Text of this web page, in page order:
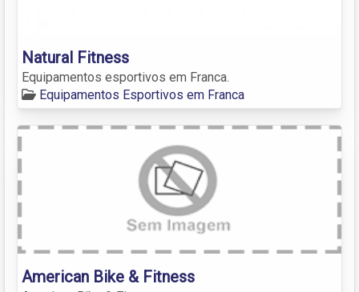
Natural Fitness
Equipamentos esportivos em Franca.
Equipamentos Esportivos em Franca
American Bike & Fitness